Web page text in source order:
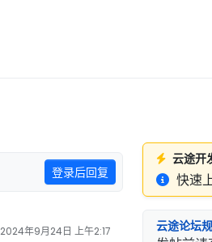
登录后回复
2024年9月24日 上午2:17
云途开
快速